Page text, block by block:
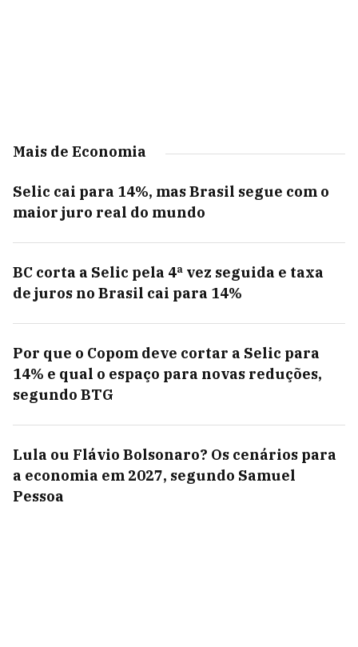
Mais de Economia
Selic cai para 14%, mas Brasil segue com o
maior juro real do mundo
BC corta a Selic pela 4ª vez seguida e taxa
de juros no Brasil cai para 14%
Por que o Copom deve cortar a Selic para
14% e qual o espaço para novas reduções,
segundo BTG
Lula ou Flávio Bolsonaro? Os cenários para
a economia em 2027, segundo Samuel
Pessoa